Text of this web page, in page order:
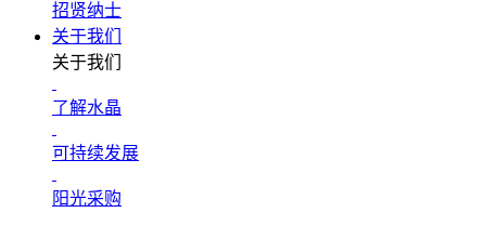
招贤纳士
关于我们
关于我们
了解水晶
可持续发展
阳光采购